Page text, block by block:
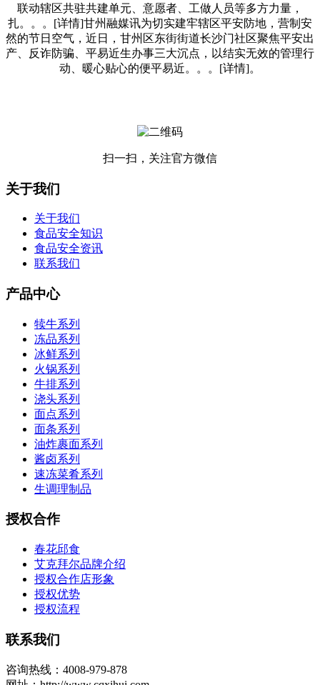
联动辖区共驻共建单元、意愿者、工做人员等多方力量，
扎。。。[详情]甘州融媒讯为切实建牢辖区平安防地，营制安
然的节日空气，近日，甘州区东街街道长沙门社区聚焦平安出
产、反诈防骗、平易近生办事三大沉点，以结实无效的管理行
动、暖心贴心的便平易近。。。[详情]。
扫一扫，关注官方微信
关于我们
关于我们
食品安全知识
食品安全资讯
联系我们
产品中心
犊牛系列
冻品系列
冰鲜系列
火锅系列
牛排系列
浇头系列
面点系列
面条系列
油炸裹面系列
酱卤系列
速冻菜肴系列
生调理制品
授权合作
春花邱食
艾克拜尔品牌介绍
授权合作店形象
授权优势
授权流程
联系我们
咨询热线：4008-979-878